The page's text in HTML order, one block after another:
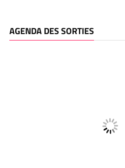
AGENDA DES SORTIES